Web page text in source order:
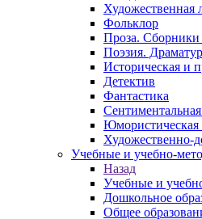
Художественная
Фольклор
Проза. Сборники
Поэзия.
Историческая и
Детектив
Фантастика
Юмористическая
Художественно-
Учебные и учебно-
Назад
Учебные и
Дошкольное
Общее